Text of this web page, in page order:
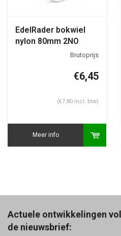
EdelRader bokwiel
nylon 80mm 2NO
€6,45
(€7,80 Incl. btw)
Meer info
Actuele ontwikkelingen
de nieuwsbrief: